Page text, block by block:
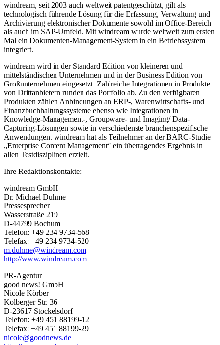
windream, seit 2003 auch weltweit patentgeschützt, gilt als
technologisch führende Lösung für die Erfassung, Verwaltung und
Archivierung elektronischer Dokumente sowohl im Office-Bereich
als auch im SAP-Umfeld. Mit windream wurde weltweit zum ersten
Mal ein Dokumenten-Management-System in ein Betriebssystem
integriert.
windream wird in der Standard Edition von kleineren und
mittelständischen Unternehmen und in der Business Edition von
Großunternehmen eingesetzt. Zahlreiche Integrationen in Produkte
von Drittanbietern runden das Portfolio ab. Zu den verfügbaren
Produkten zählen Anbindungen an ERP-, Warenwirtschafts- und
Finanzbuchhaltungssysteme ebenso wie Integrationen in
Knowledge-Management-, Groupware- und Imaging/ Data-
Capturing-Lösungen sowie in verschiedenste branchenspezifische
Anwendungen. windream hat als Teilnehmer an der BARC-Studie
„Enterprise Content Management“ ein überragendes Ergebnis in
allen Testdisziplinen erzielt.
Ihre Redaktionskontakte:
windream GmbH
Dr. Michael Duhme
Pressesprecher
Wasserstraße 219
D-44799 Bochum
Telefon: +49 234 9734-568
Telefax: +49 234 9734-520
m.duhme@windream.com
http://www.windream.com
PR-Agentur
good news! GmbH
Nicole Körber
Kolberger Str. 36
D-23617 Stockelsdorf
Telefon: +49 451 88199-12
Telefax: +49 451 88199-29
nicole@goodnews.de